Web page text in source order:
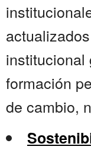
institucional
formación
de cambio,